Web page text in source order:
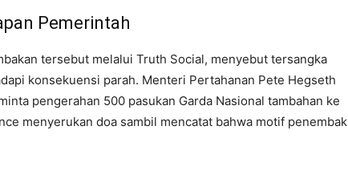
Pemerintah
tersebut melalui Truth Social, menyebut tersangka
konsekuensi parah. Menteri Pertahanan Pete Hegseth
pengerahan 500 pasukan Garda Nasional tambahan ke
menyerukan doa sambil mencatat bahwa motif penembak